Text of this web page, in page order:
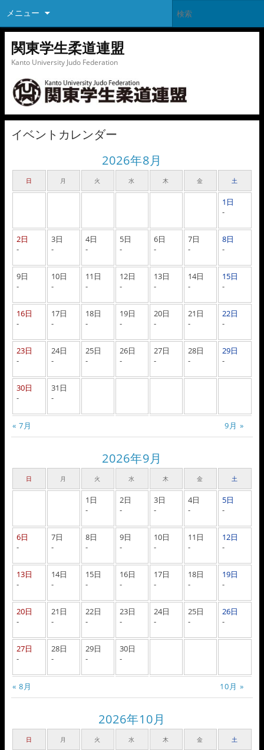
メニュー
関東学生柔道連盟
Kanto University Judo Federation
イベントカレンダー
2026年8月
日 月 火 水 木 金 土
« 7月 9月 »
1日
-
2日
-
3日
-
4日
-
5日
-
6日
-
7日
-
8日
-
9日
-
10日
-
11日
-
12日
-
13日
-
14日
-
15日
-
16日
-
17日
-
18日
-
19日
-
20日
-
21日
-
22日
-
23日
-
24日
-
25日
-
26日
-
27日
-
28日
-
29日
-
30日
-
31日
-
2026年9月
日 月 火 水 木 金 土
« 8月 10月 »
1日
-
2日
-
3日
-
4日
-
5日
-
6日
-
7日
-
8日
-
9日
-
10日
-
11日
-
12日
-
13日
-
14日
-
15日
-
16日
-
17日
-
18日
-
19日
-
20日
-
21日
-
22日
-
23日
-
24日
-
25日
-
26日
-
27日
-
28日
-
29日
-
30日
-
2026年10月
日 月 火 水 木 金 土